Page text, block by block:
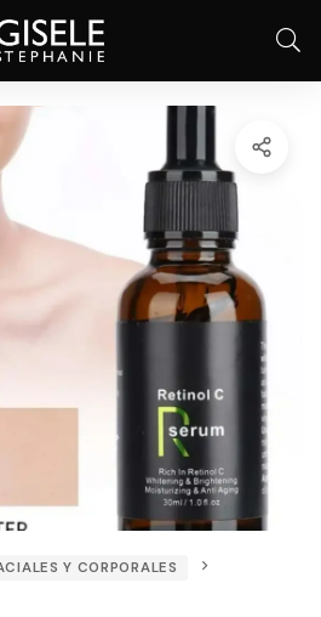
Y CORPORALES